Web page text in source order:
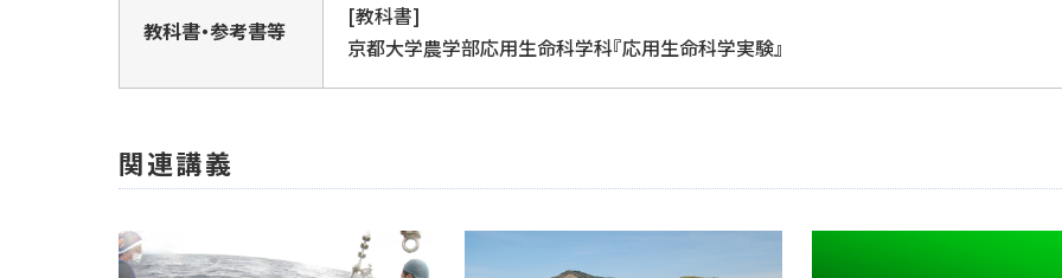
教科書・参考書等
[教科書]
京都大学農学部応用生命科学科『応用生命科学実験』
関連講義